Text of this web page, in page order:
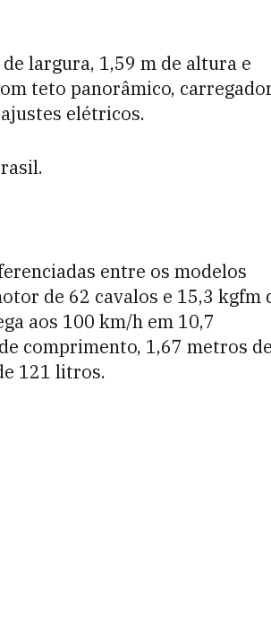
largura, 1,59 m de altura e
teto panorâmico,
elétricos.
entre os modelos
de 62 cavalos e 15,3 kgfm
aos 100 km/h em 10,7
comprimento, 1,67 metros de
121 litros.